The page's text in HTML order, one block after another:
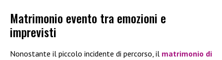
Matrimonio evento tra emozioni e
imprevisti
Nonostante il piccolo incidente di percorso, il matrimonio di